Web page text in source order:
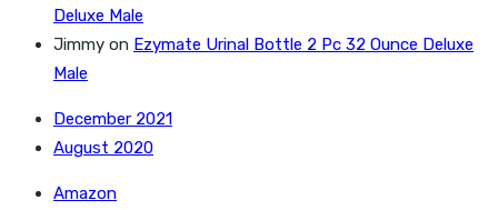
Deluxe Male
Jimmy on Ezymate Urinal Bottle 2 Pc 32 Ounce Deluxe
Male
December 2021
August 2020
Amazon